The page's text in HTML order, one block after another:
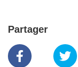
Partager